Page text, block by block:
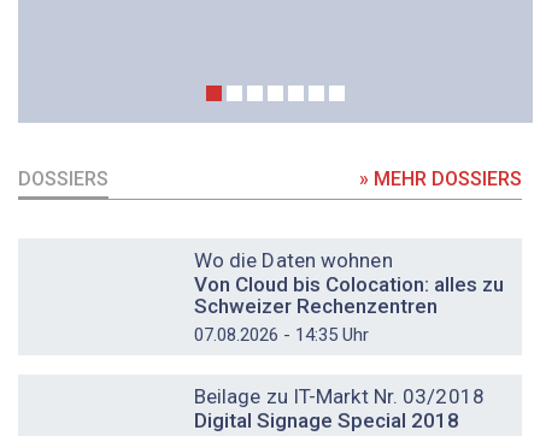
DOSSIERS » MEHR DOSSIERS
Wo die Daten wohnen
Von Cloud bis Colocation: alles zu
Schweizer Rechenzentren
07.08.2026 - 14:35 Uhr
Beilage zu IT-Markt Nr. 03/2018
Digital Signage Special 2018